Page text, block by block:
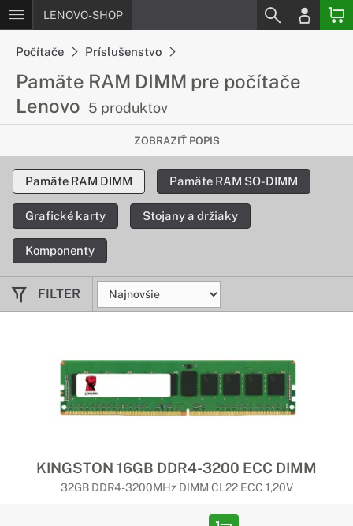
LENOVO-SHOP
Počítače Príslušenstvo
Pamäte RAM DIMM pre počítače
Lenovo 5 produktov
Zvýšte rýchlosť Vašej pracovnej
stanice
Operačné pamäte umožnia Vášmu počítaču zvládnuť viacero
náročných úloh naraz. Upgradovaním Vašej RAM efektívne
posuniete možnosti Vašej práce na novú úroveň.
ZOBRAZIŤ POPIS
Pamäte RAM DIMM Pamäte RAM SO-DIMM
Grafické karty Stojany a držiaky
Komponenty
FILTER
KINGSTON 16GB DDR4-3200 ECC DIMM
32GB DDR4-3200MHz DIMM CL22 ECC 1,20V